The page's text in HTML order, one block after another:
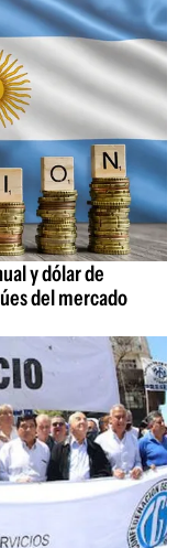
y dólar de
del mercado